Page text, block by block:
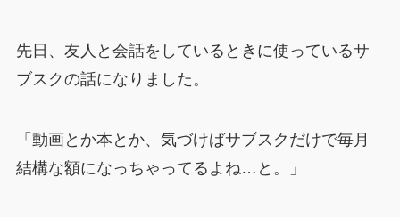
先日、友人と会話をしているときに使っているサ
ブスクの話になりました。
「動画とか本とか、気づけばサブスクだけで毎月
結構な額になっちゃってるよね…と。」